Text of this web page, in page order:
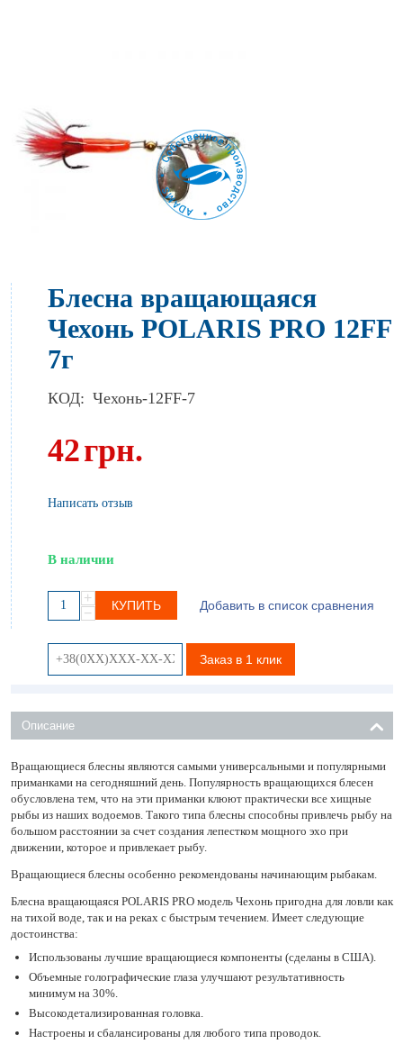
Блесна вращающаяся
Чехонь POLARIS PRO 12FF
7г
КОД: Чехонь-12FF-7
42грн.
Написать отзыв
В наличии
+
−
КУПИТЬ Добавить в список сравнения
Заказ в 1 клик
Описание
Вращающиеся блесны являются самыми универсальными и популярными
приманками на сегодняшний день. Популярность вращающихся блесен
обусловлена тем, что на эти приманки клюют практически все хищные
рыбы из наших водоемов. Такого типа блесны способны привлечь рыбу на
большом расстоянии за счет создания лепестком мощного эхо при
движении, которое и привлекает рыбу.
Вращающиеся блесны особенно рекомендованы начинающим рыбакам.
Блесна вращающаяся POLARIS PRO модель Чехонь пригодна для ловли как
на тихой воде, так и на реках с быстрым течением. Имеет следующие
достоинства:
Использованы лучшие вращающиеся компоненты (сделаны в США).
Объемные голографические глаза улучшают результативность
минимум на 30%.
Высокодетализированная головка.
Настроены и сбалансированы для любого типа проводок.